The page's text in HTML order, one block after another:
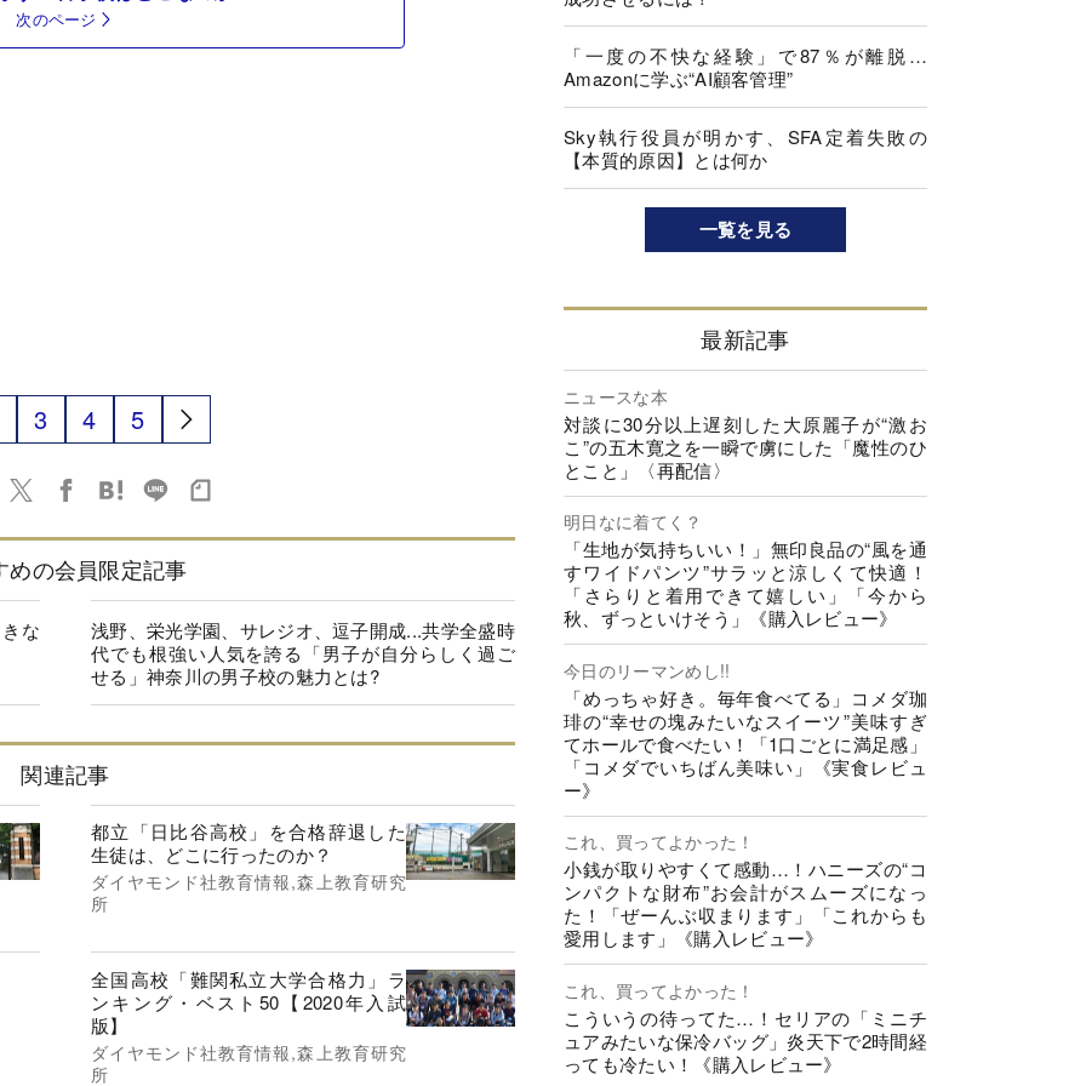
次のページ
3 4 5
めの会員限定記事
な
浅野、栄光学園、サレジオ、逗子開成...共学全盛時
代でも根強い人気を誇る「男子が自分らしく過ご
せる」神奈川の男子校の魅力とは?
関連記事
都立「日比谷高校」を合格辞退した
生徒は、どこに行ったのか？
ダイヤモンド社教育情報,森上教育研究
所
全国高校「難関私立大学合格力」ラ
ンキング・ベスト50【2020年入試
版】
ダイヤモンド社教育情報,森上教育研究
所
「一度の不快な経験」で87％が離脱…
Amazonに学ぶ“AI顧客管理”
Sky執行役員が明かす、SFA定着失敗の
【本質的原因】とは何か
一覧を見る
最新記事
ニュースな本
対談に30分以上遅刻した大原麗子が“激お
こ”の五木寛之を一瞬で虜にした「魔性のひ
とこと」〈再配信〉
明日なに着てく？
「生地が気持ちいい！」無印良品の“風を通
すワイドパンツ”サラッと涼しくて快適！
「さらりと着用できて嬉しい」「今から
秋、ずっといけそう」《購入レビュー》
今日のリーマンめし!!
「めっちゃ好き。毎年食べてる」コメダ珈
琲の“幸せの塊みたいなスイーツ”美味すぎ
てホールで食べたい！「1口ごとに満足感」
「コメダでいちばん美味い」《実食レビュ
ー》
これ、買ってよかった！
小銭が取りやすくて感動…！ハニーズの“コ
ンパクトな財布”お会計がスムーズになっ
た！「ぜーんぶ収まります」「これからも
愛用します」《購入レビュー》
これ、買ってよかった！
こういうの待ってた…！セリアの「ミニチ
ュアみたいな保冷バッグ」炎天下で2時間経
っても冷たい！《購入レビュー》